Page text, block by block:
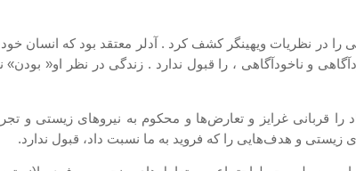
را در نظریات ویهینگر کشف کرد . آدلر معتقد بود که انسان
و ناخودآگاهی ، را قبول ندارد . زندگی در نظر او«
زیستی و هدف‌هایی را که فروید به ما نسبت داد، قبول ندارد.